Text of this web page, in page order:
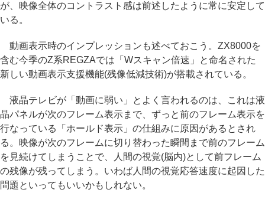
が、映像全体のコントラスト感は前述したように常に安定して
いる。
動画表示時のインプレッションも述べておこう。ZX8000を
含む今季のZ系REGZAでは「Wスキャン倍速」と命名された
新しい動画表示支援機能(残像低減技術)が搭載されている。
液晶テレビが「動画に弱い」とよく言われるのは、これは液
晶パネルが次のフレーム表示まで、ずっと前のフレーム表示を
行なっている「ホールド表示」の仕組みに原因があるとされ
る。映像が次のフレームに切り替わった瞬間まで前のフレーム
を見続けてしまうことで、人間の視覚(脳内)として前フレーム
の残像が残ってしまう。いわば人間の視覚応答速度に起因した
問題といってもいいかもしれない。